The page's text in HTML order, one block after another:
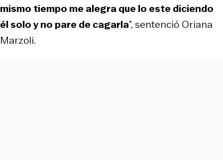
mismo tiempo me alegra que lo este diciendo
él solo y no pare de cagarla”, sentenció Oriana
Marzoli.